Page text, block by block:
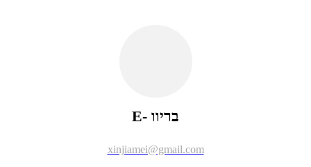
E- בריוו
xinjiamei@gmail.com